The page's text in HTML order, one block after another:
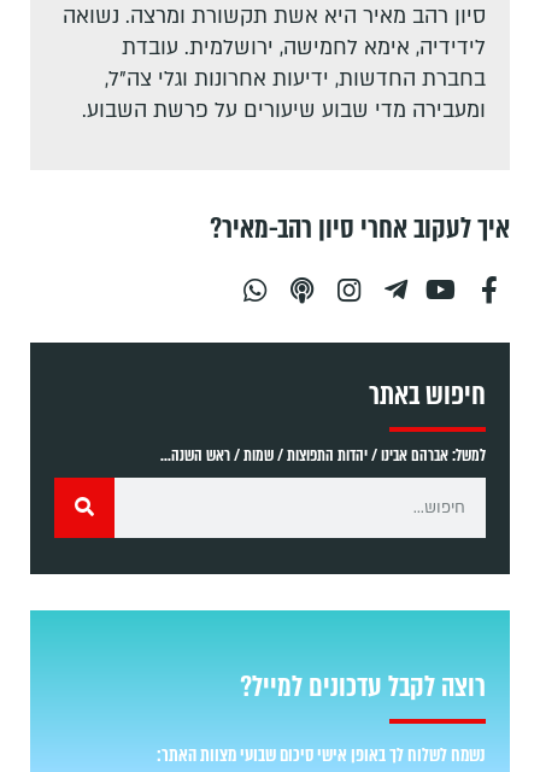
סיון רהב מאיר היא אשת תקשורת ומרצה. נשואה
לידידיה, אימא לחמישה, ירושלמית. עובדת
בחברת החדשות, ידיעות אחרונות וגלי צה"ל,
ומעבירה מדי שבוע שיעורים על פרשת השבוע.
איך לעקוב אחרי סיון רהב-מאיר?
חיפוש באתר
למשל: אברהם אבינו / יהדות התפוצות / שמות / ראש השנה...
רוצה לקבל עדכונים למייל?
נשמח לשלוח לך באופן אישי סיכום שבועי מצוות האתר: